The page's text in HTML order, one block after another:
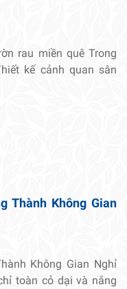
rau miền quê Trong
kế cảnh quan sân
Thành Không Gian
Không Gian Nghỉ
toàn cỏ dại và nắng